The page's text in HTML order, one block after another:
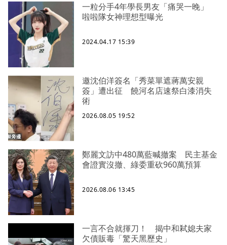
一粒分手4年學長男友「痛哭一晚」
啦啦隊女神理想型曝光
2024.04.17 15:39
邀沈伯洋簽名「秀菜單遮蔣萬安親
簽」遭出征 饒河名店速祭白漆消失
術
2026.08.05 19:52
鄭麗文訪中480萬藍喊撤案 民主基金
會證實沒撤、綠委重砍960萬預算
2026.08.06 13:45
一言不合就揮刀！ 揭中和弒媳夫家
欠債販毒「驚天黑歷史」